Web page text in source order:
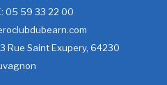
05 59 33 22 00
3 Rue Saint Exupery, 64230